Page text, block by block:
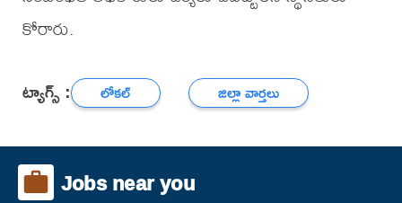
కోరారు.
ట్యాగ్స్ : లోకల్ జిల్లా వార్తలు
Jobs near you